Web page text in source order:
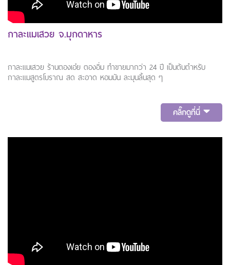
กาละแมเสวย จ.มุกดาหาร
กาละแมเสวย ร้านตองเอ๋ย ตองอิ่ม ทำขายมากว่า 24 ปี เป็นต้นตำหรับ
กาละแมสูตรโบราณ สด สะอาด หอมมัน ละมุนลิ้นสุด ๆ
คลิ๊กดูที่นี่